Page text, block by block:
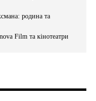
родина та
Film та кінотеатри